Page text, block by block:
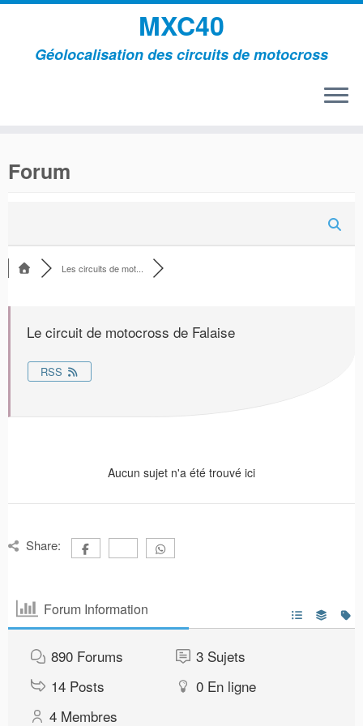
contenu
MXC40
Géolocalisation des circuits de motocross
Forum
Les circuits de mot...
Le circuit de motocross de Falaise
RSS
Aucun sujet n'a été trouvé ici
Share:
Forum Information
890 Forums 3 Sujets
14 Posts 0 En ligne
4 Membres